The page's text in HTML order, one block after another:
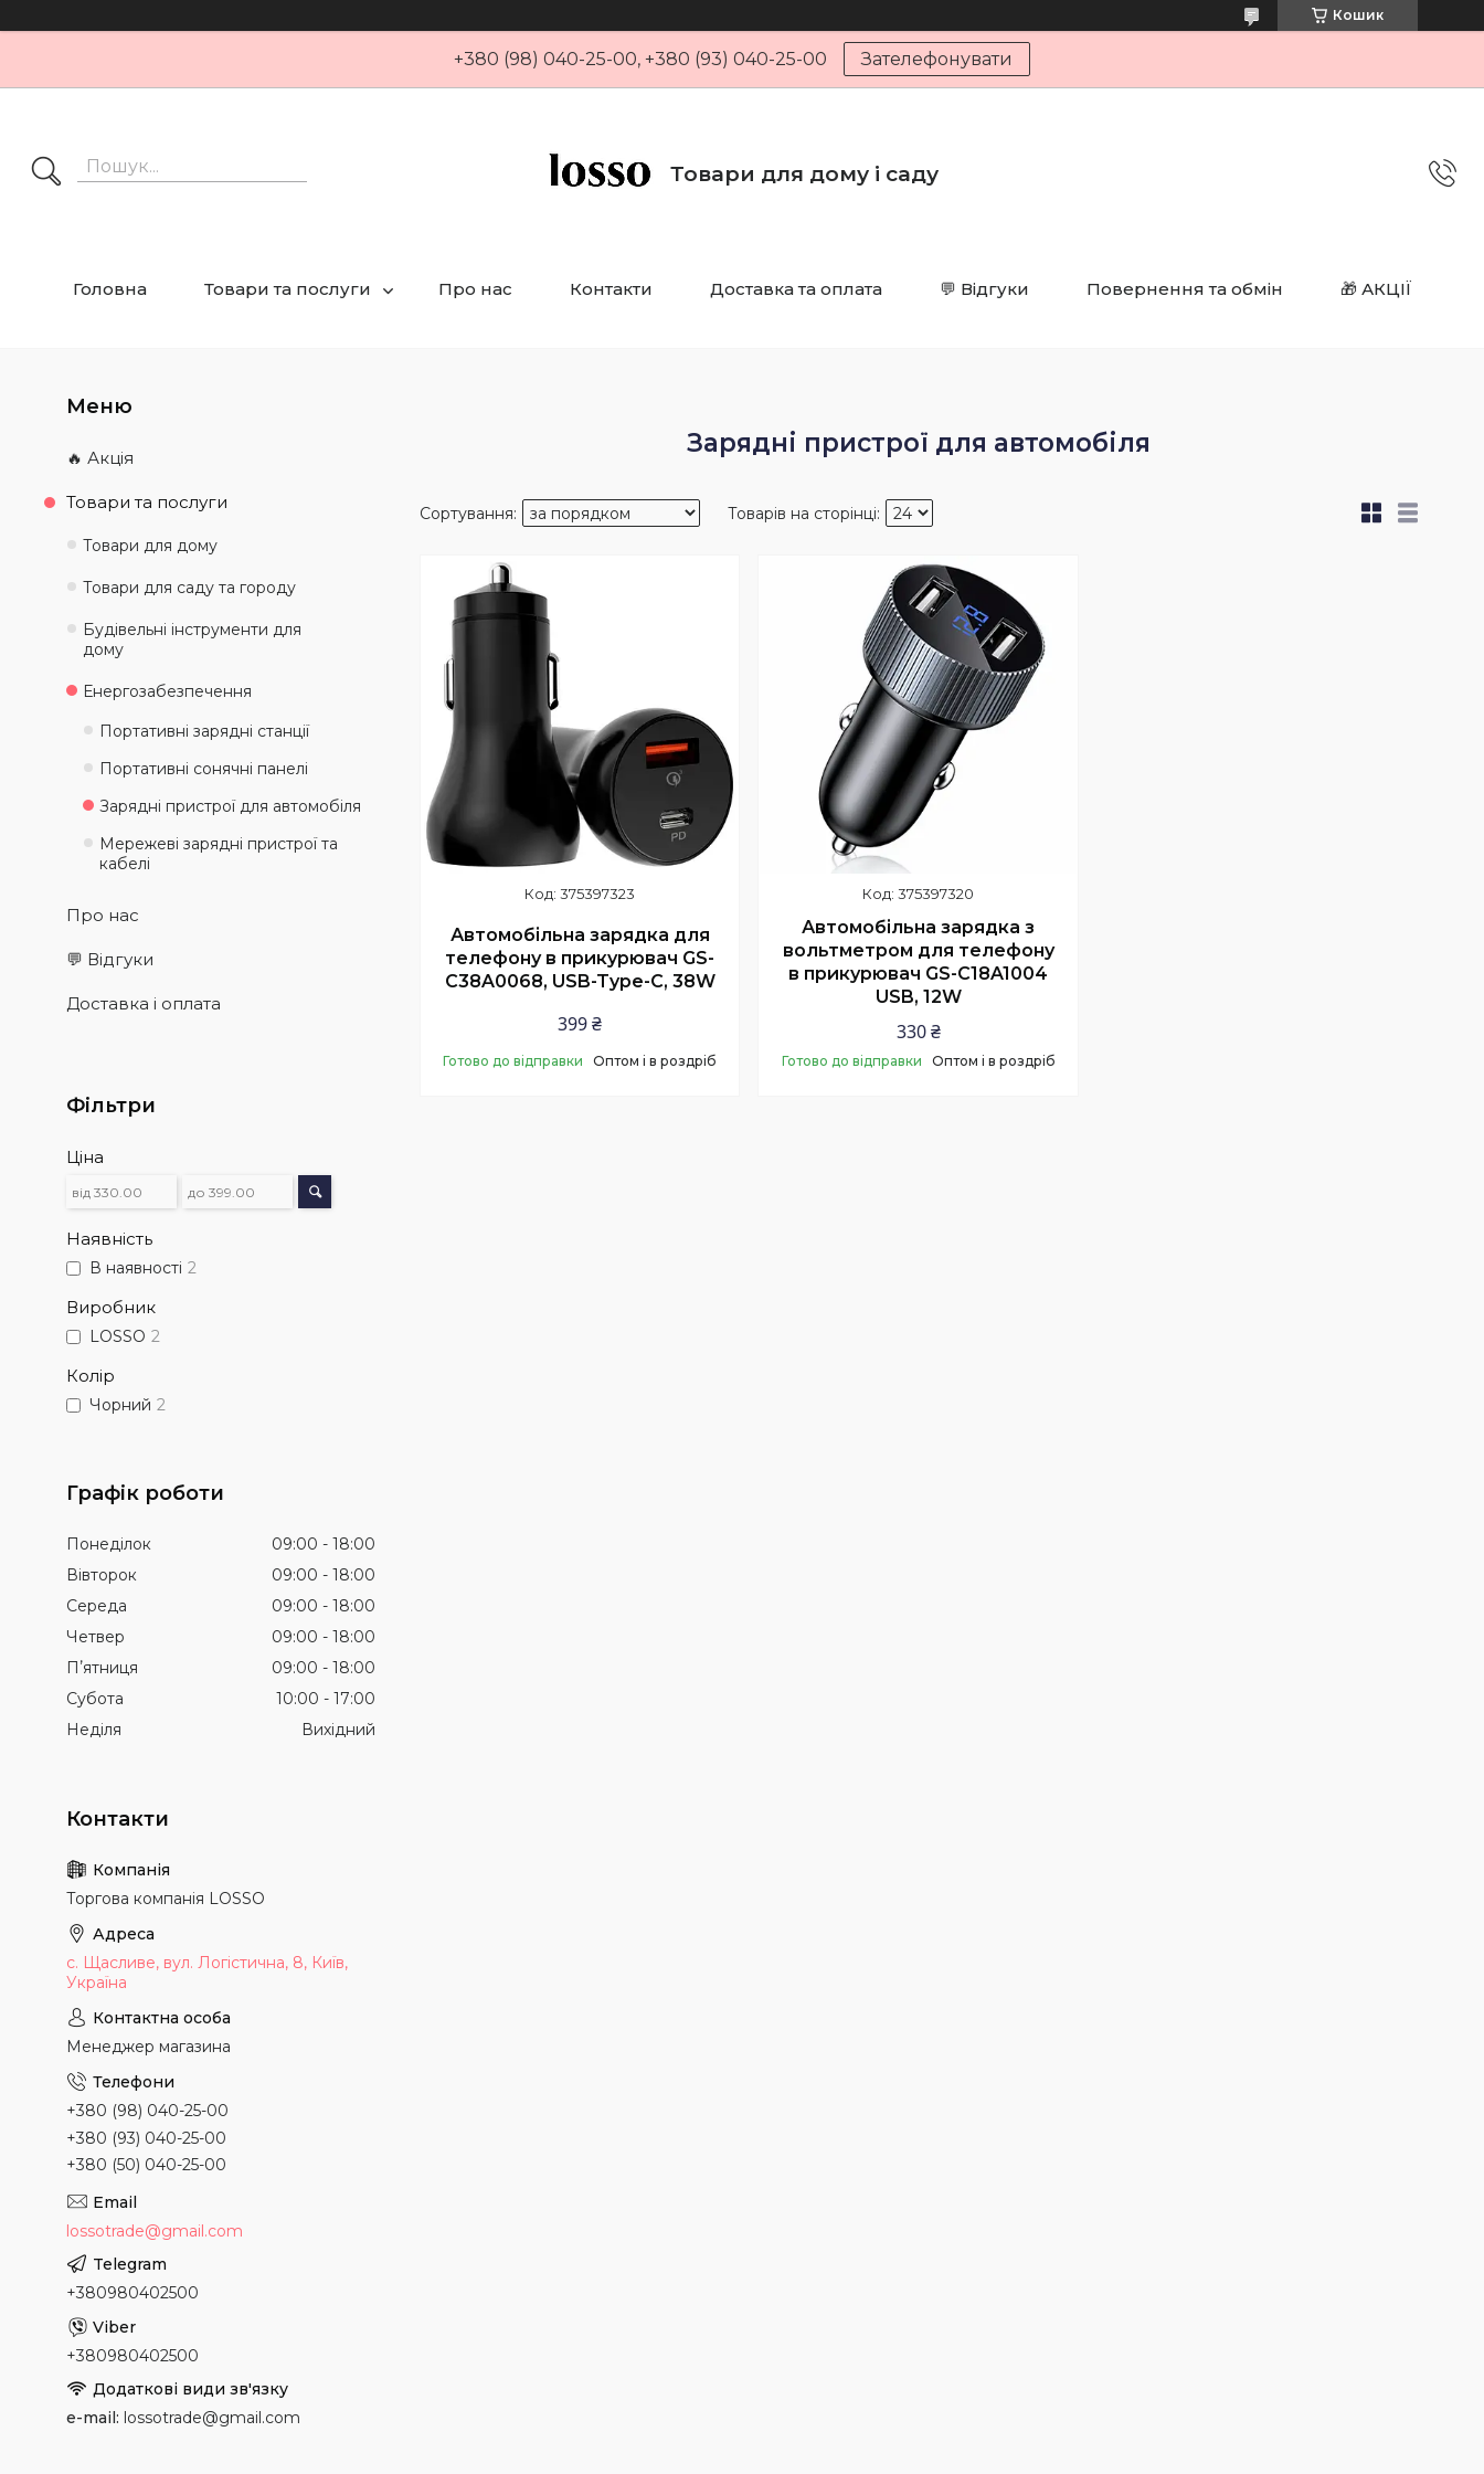
Кошик
+380 (98) 040-25-00, +380 (93) 040-25-00 Зателефонувати
Товари для дому і саду
Головна Товари та послуги Про нас Контакти Доставка та оплата 💬 Відгуки Повернення та обмін 🎁 АКЦІЇ
Зарядні пристрої для автомобіля
375397323
Автомобільна зарядка для
телефону в прикурювач GS-
C38A0068, USB-Type-C, 38W
399 ₴
Готово до відправки Оптом і в роздріб
375397320
Автомобільна зарядка з
вольтметром для телефону
в прикурювач GS-C18A1004
USB, 12W
330 ₴
Готово до відправки Оптом і в роздріб
🔥 Акція
Товари та послуги
Товари для дому
Товари для саду та городу
Будівельні інструменти для
дому
Енергозабезпечення
Портативні зарядні станції
Портативні сонячні панелі
Зарядні пристрої для автомобіля
Мережеві зарядні пристрої та
кабелі
Про нас
💬 Відгуки
Доставка і оплата
Фільтри
Ціна
Наявність
В наявності 2
Виробник
LOSSO 2
Колір
Чорний 2
Графік роботи
Понеділок 09:00
18:00
Вівторок
09:00
18:00
Середа
09:00
18:00
Четвер
09:00
18:00
Пʼятниця
09:00
18:00
Субота
10:00
17:00
Неділя
Вихідний
Торгова компанія LOSSO
с. Щасливе, вул. Логістична, 8, Київ,
Україна
Менеджер магазина
+380 (98) 040-25-00
+380 (93) 040-25-00
+380 (50) 040-25-00
lossotrade@gmail.com
+380980402500
+380980402500
e-mail lossotrade@gmail.com